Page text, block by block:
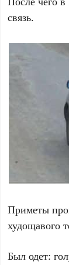
связь.
Приметы
худощавого
Был одет: